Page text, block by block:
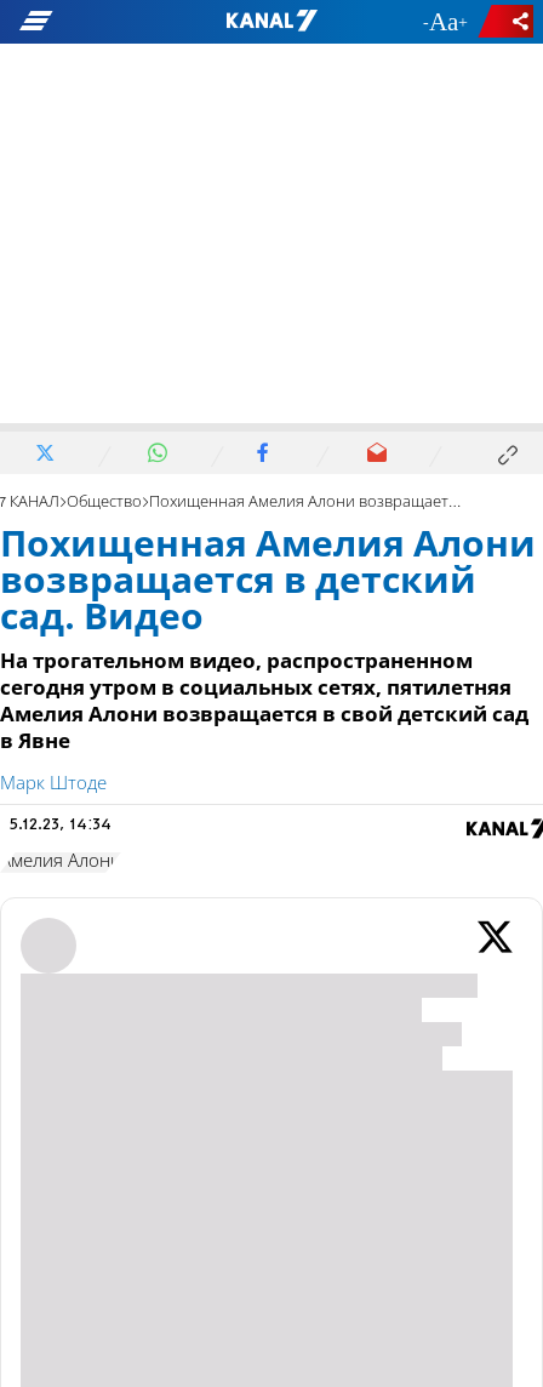
- +
7 КАНАЛ Общество Похищенная Амелия Алони возвращается в детский сад. Видео
Похищенная Амелия Алони
возвращается в детский
сад. Видео
На трогательном видео, распространенном
сегодня утром в социальных сетях, пятилетняя
Амелия Алони возвращается в свой детский сад
в Явне
Марк Штоде
5.12.23, 14:34
Амелия Алони